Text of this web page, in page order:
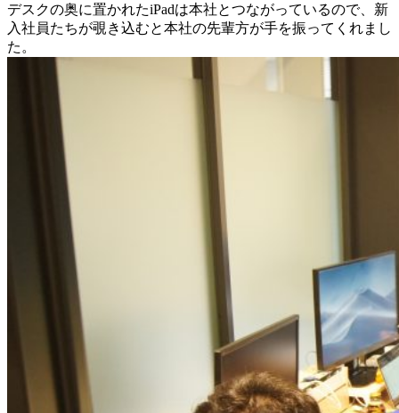
デスクの奥に置かれたiPadは本社とつながっているので、新
入社員たちが覗き込むと本社の先輩方が手を振ってくれまし
た。